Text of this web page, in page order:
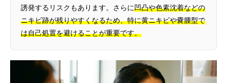
誘発するリスクもあります。さらに凹凸や色素沈着などの
ニキビ跡が残りやすくなるため、特に黄ニキビや嚢腫型で
は自己処置を避けることが重要です。